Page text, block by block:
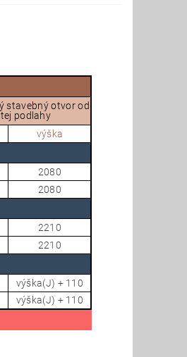
stavebný otvor od
podlahy
výška
2080
2080
2210
2210
výška(J) + 110
výška(J) + 110